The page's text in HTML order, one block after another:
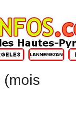
(mois